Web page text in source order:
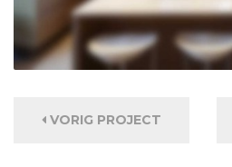
VORIG PROJECT